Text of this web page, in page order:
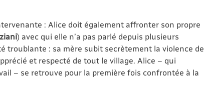
: Alice doit également affronter son propre
) avec qui elle n’a pas parlé depuis plusieurs
troublante : sa mère subit secrètement la violence de
et respecté de tout le village. Alice – qui
– se retrouve pour la première fois confrontée à la